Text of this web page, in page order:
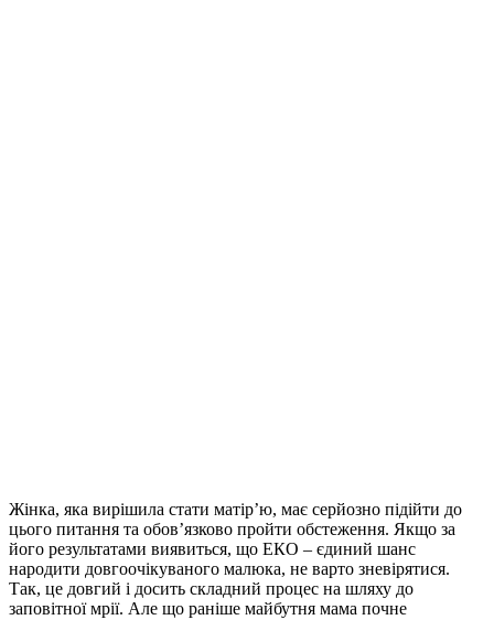
Жінка, яка вирішила стати матір’ю, має серйозно підійти до
цього питання та обов’язково пройти обстеження. Якщо за
його результатами виявиться, що ЕКО – єдиний шанс
народити довгоочікуваного малюка, не варто зневірятися.
Так, це довгий і досить складний процес на шляху до
заповітної мрії. Але що раніше майбутня мама почне